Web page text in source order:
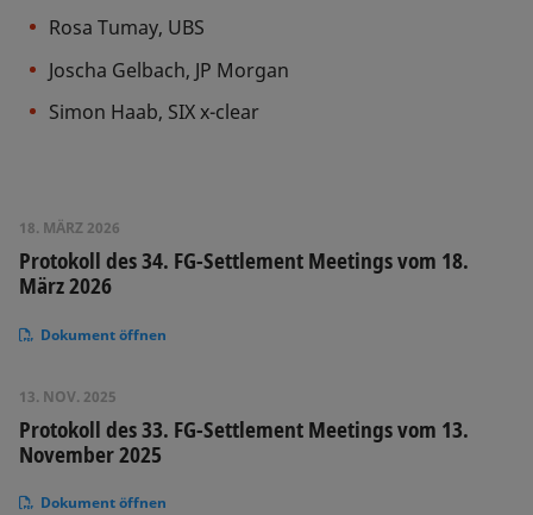
Rosa Tumay, UBS
Joscha Gelbach, JP Morgan
Simon Haab, SIX x-clear
18. MÄRZ 2026
Protokoll des 34. FG-Settlement Meetings vom 18.
März 2026
Dokument öffnen
13. NOV. 2025
Protokoll des 33. FG-Settlement Meetings vom 13.
November 2025
Dokument öffnen